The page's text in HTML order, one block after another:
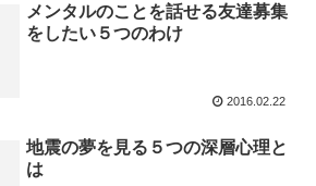
メンタルのことを話せる友達募集
をしたい５つのわけ
2016.02.22
地震の夢を見る５つの深層心理と
は